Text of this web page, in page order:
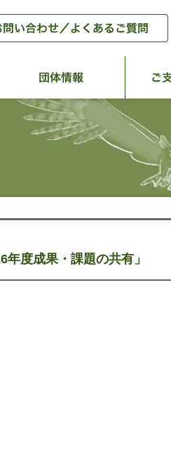
私たちの活動 団体情報
度成果・課題の共有」